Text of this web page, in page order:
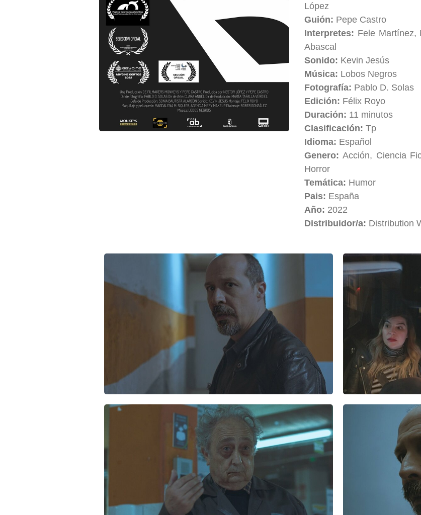
López
Guión: Pepe Castro
Interpretes: Fele Martínez,
Abascal
Sonido: Kevin Jesús
Música: Lobos Negros
Fotografía: Pablo D. Solas
Edición: Félix Royo
Duración: 11 minutos
Clasificación:Tp
Idioma: Español
Genero:Acción, Ciencia
Horror
Temática: Humor
Pais: España
Año: 2022
Distribuidor/a: Distribution